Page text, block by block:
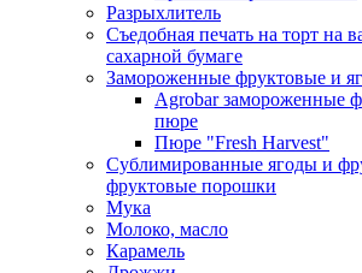
Разрыхлитель
Съедобная печать на торт на
сахарной бумаге
Замороженные фруктовые и
Agrobar замороженные
пюре
Пюре "Fresh Harvest"
Сублимированные ягоды и
фруктовые порошки
Мука
Молоко, масло
Карамель